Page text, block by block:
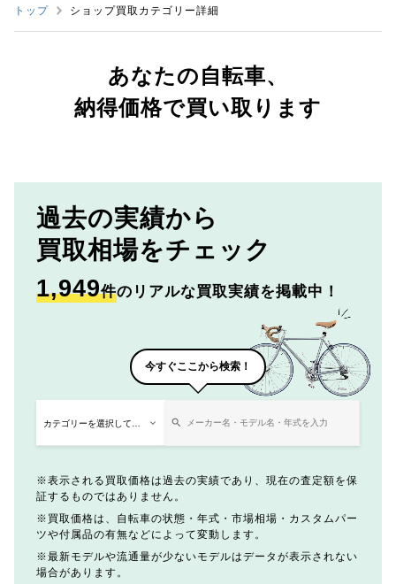
トップ ショップ買取カテゴリー詳細
あなたの自転車、
納得価格で買い取ります
過去の実績から
買取相場をチェック
1,949件のリアルな買取実績を掲載中！
今すぐここから検索！
表示される買取価格は過去の実績であり、現在の査定額を保
証するものではありません。
買取価格は、自転車の状態・年式・市場相場・カスタムパー
ツや付属品の有無などによって変動します。
最新モデルや流通量が少ないモデルはデータが表示されない
場合があります。